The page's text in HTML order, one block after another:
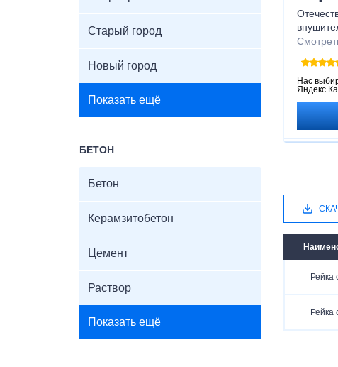
Старый город
Новый город
Показать ещё
БЕТОН
Бетон
Керамзитобетон
Цемент
Раствор
Показать ещё
дерева
Нас
Рейка
Рейка